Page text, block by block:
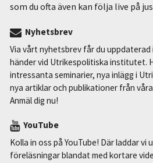
som du ofta även kan följa live på
Nyhetsbrev
Via vårt nyhetsbrev får du
händer vid Utrikespolitiska institutet.
intressanta seminarier, nya inlägg i
nya artiklar och publikationer från
Anmäl dig nu!
YouTube
Kolla in oss på YouTube! Där laddar vi
föreläsningar blandat med kortare